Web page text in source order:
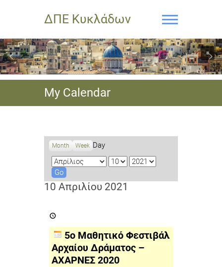
ΔΠΕ Κυκλάδων
My Calendar
Month Week Day
M
o
n
D
y
Y
a
10 Απριλίου 2021
Μαθητικό
Αρχαίου
Δράματος
ΑΧΑΡΝΕΣ
2020
5ο Μαθητικό Φεστιβάλ
Αρχαίου Δράματος –
ΑΧΑΡΝΕΣ 2020